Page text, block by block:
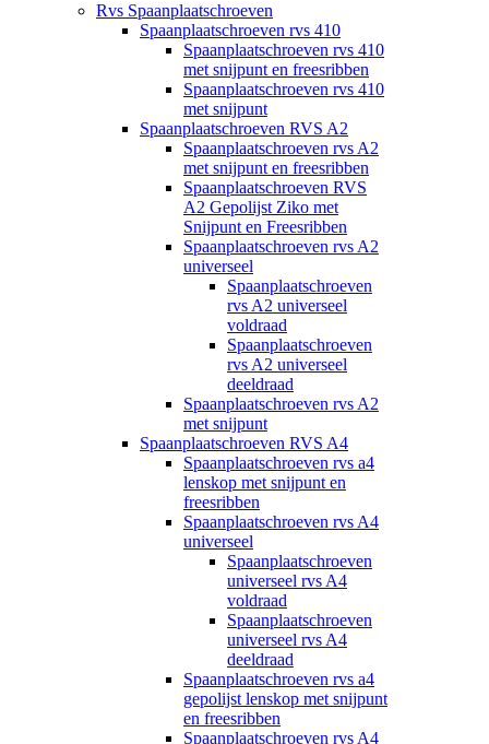
Rvs Spaanplaatschroeven
Spaanplaatschroeven rvs 410
Spaanplaatschroeven rvs 410
met snijpunt en freesribben
Spaanplaatschroeven rvs 410
met snijpunt
Spaanplaatschroeven RVS A2
Spaanplaatschroeven rvs A2
met snijpunt en freesribben
Spaanplaatschroeven RVS
A2 Gepolijst Ziko met
Snijpunt en Freesribben
Spaanplaatschroeven rvs A2
universeel
Spaanplaatschroeven
rvs A2 universeel
voldraad
Spaanplaatschroeven
rvs A2 universeel
deeldraad
Spaanplaatschroeven rvs A2
met snijpunt
Spaanplaatschroeven RVS A4
Spaanplaatschroeven rvs a4
lenskop met snijpunt en
freesribben
Spaanplaatschroeven rvs A4
universeel
Spaanplaatschroeven
universeel rvs A4
voldraad
Spaanplaatschroeven
universeel rvs A4
deeldraad
Spaanplaatschroeven rvs a4
gepolijst lenskop met snijpunt
en freesribben
Spaanplaatschroeven rvs A4